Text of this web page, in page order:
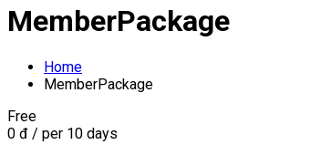
MemberPackage
Home
MemberPackage
Free
0 đ / per 10 days